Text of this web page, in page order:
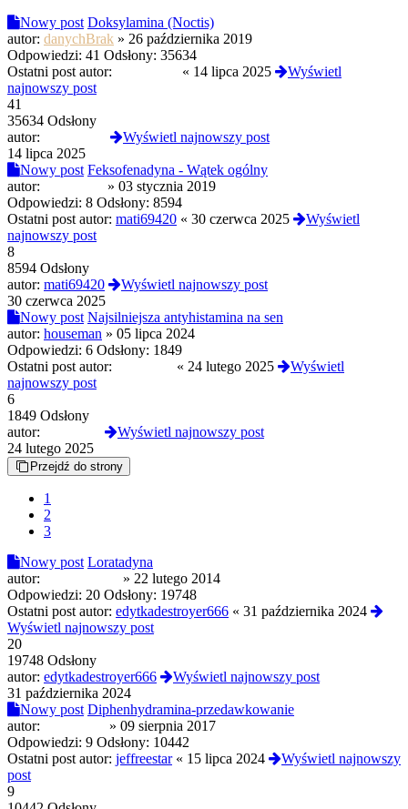
Nowy post Doksylamina (Noctis)
autor: danychBrak » 26 października 2019
Odpowiedzi: 41 Odsłony: 35634
Ostatni post autor:
« 14 lipca 2025
Wyświetl
najnowszy post
41
35634 Odsłony
autor:
Wyświetl najnowszy post
14 lipca 2025
Nowy post Feksofenadyna - Wątek ogólny
autor:
» 03 stycznia 2019
Odpowiedzi: 8 Odsłony: 8594
Ostatni post autor: mati69420 « 30 czerwca 2025
Wyświetl
najnowszy post
8
8594 Odsłony
autor: mati69420
Wyświetl najnowszy post
30 czerwca 2025
Nowy post Najsilniejsza antyhistamina na sen
autor: houseman » 05 lipca 2024
Odpowiedzi: 6 Odsłony: 1849
Ostatni post autor:
« 24 lutego 2025
Wyświetl
najnowszy post
6
1849 Odsłony
autor:
Wyświetl najnowszy post
24 lutego 2025
Przejdź do strony
1
2
3
Nowy post Loratadyna
autor:
» 22 lutego 2014
Odpowiedzi: 20 Odsłony: 19748
Ostatni post autor: edytkadestroyer666 « 31 października 2024
Wyświetl najnowszy post
20
19748 Odsłony
autor: edytkadestroyer666
Wyświetl najnowszy post
31 października 2024
Nowy post Diphenhydramina-przedawkowanie
autor:
» 09 sierpnia 2017
Odpowiedzi: 9 Odsłony: 10442
Ostatni post autor: jeffreestar« 15 lipca 2024
Wyświetl najnowszy
post
9